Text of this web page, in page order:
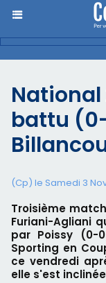
battu
(Cp) le Samedi 3
Troisième
Furiani-Agliani
par Poissy (0-
Sporting en
ce vendredi
elle s'est